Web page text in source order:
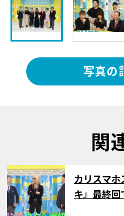
写真の
関
サムネイル
カリスマ
キ』最終